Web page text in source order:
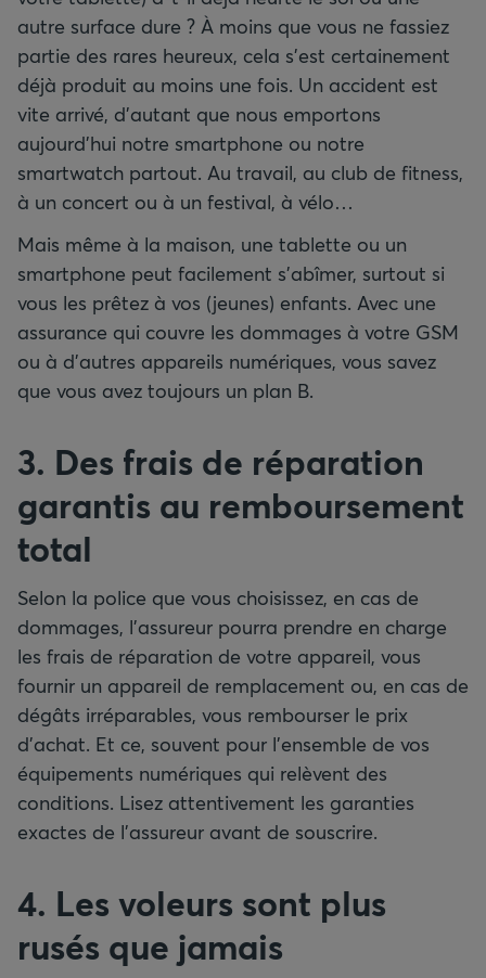
autre surface dure ? À moins que vous ne fassiez
partie des rares heureux, cela s’est certainement
déjà produit au moins une fois. Un accident est
vite arrivé, d’autant que nous emportons
aujourd’hui notre smartphone ou notre
smartwatch partout. Au travail, au club de fitness,
à un concert ou à un festival, à vélo…
Mais même à la maison, une tablette ou un
smartphone peut facilement s’abîmer, surtout si
vous les prêtez à vos (jeunes) enfants. Avec une
assurance qui couvre les dommages à votre GSM
ou à d’autres appareils numériques, vous savez
que vous avez toujours un plan B.
3. Des frais de réparation
garantis au remboursement
total
Selon la police que vous choisissez, en cas de
dommages, l’assureur pourra prendre en charge
les frais de réparation de votre appareil, vous
fournir un appareil de remplacement ou, en cas de
dégâts irréparables, vous rembourser le prix
d’achat. Et ce, souvent pour l’ensemble de vos
équipements numériques qui relèvent des
conditions. Lisez attentivement les garanties
exactes de l’assureur avant de souscrire.
4. Les voleurs sont plus
rusés que jamais